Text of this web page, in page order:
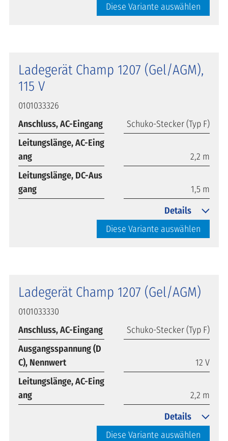
Diese Variante auswählen
Ladegerät Champ 1207 (Gel/AGM),
115 V
0101033326
Anschluss, AC-Eingang
Schuko-Stecker (Typ F)
Leitungslänge, AC-Eing
ang
2,2 m
Leitungslänge, DC-Aus
gang
1,5 m
Diese Variante auswählen
Details
Ladegerät Champ 1207 (Gel/AGM)
0101033330
Anschluss, AC-Eingang
Schuko-Stecker (Typ F)
Ausgangsspannung (D
C), Nennwert
12 V
Leitungslänge, AC-Eing
ang
2,2 m
Diese Variante auswählen
Details